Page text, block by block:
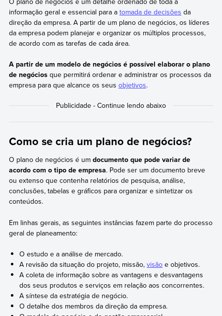
informação geral e essencial para a tomada de decisões da
direção da empresa. A partir de um plano de negócios, os líderes
da empresa podem planejar e organizar os múltiplos processos,
de acordo com as tarefas de cada área.
A partir de um modelo de negócios é possível elaborar o plano
de negóciosque permitirá ordenar e administrar os processos da
empresa para que alcance os seus objetivos.
Como se cria um plano de negócios?
O plano de negócios é umdocumento que pode variar de
acordo com o tipo de empresa. Pode ser um documento breve
ou extenso que contenha relatórios de pesquisa, análise,
conclusões, tabelas e gráficos para organizar e sintetizar os
conteúdos.
Em linhas gerais, as seguintes instâncias fazem parte do processo
geral de planeamento:
O estudo e a análise de mercado.
A revisão da situação do projeto, missão,visão e objetivos.
A coleta de informação sobre as vantagens e desvantagens
dos seus produtos e serviços em relação aos concorrentes.
A síntese da estratégia de negócio.
O detalhe dos membros da direção da empresa.